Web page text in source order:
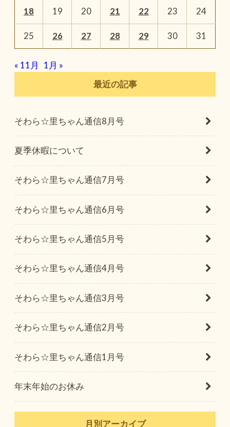
18 19 20 21 22 23 24
25 26 27 28 29 30 31
« 11月
1月 »
最近の記事
そわら☆里ちゃん通信8月号
夏季休暇について
そわら☆里ちゃん通信7月号
そわら☆里ちゃん通信6月号
そわら☆里ちゃん通信5月号
そわら☆里ちゃん通信4月号
そわら☆里ちゃん通信3月号
そわら☆里ちゃん通信2月号
そわら☆里ちゃん通信1月号
年末年始のお休み
月別アーカイブ